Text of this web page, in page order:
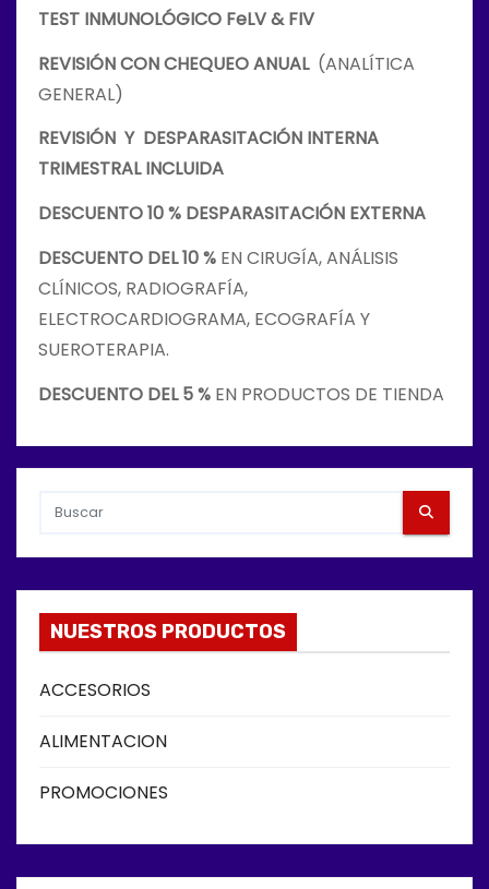
TEST INMUNOLÓGICO FeLV & FIV
REVISIÓN CON CHEQUEO ANUAL (ANALÍTICA
GENERAL)
REVISIÓN Y DESPARASITACIÓN INTERNA
TRIMESTRAL INCLUIDA
DESCUENTO 10 % DESPARASITACIÓN EXTERNA
DESCUENTO DEL 10 % EN CIRUGÍA, ANÁLISIS
CLÍNICOS, RADIOGRAFÍA,
ELECTROCARDIOGRAMA, ECOGRAFÍA Y
SUEROTERAPIA.
DESCUENTO DEL 5 % EN PRODUCTOS DE TIENDA
NUESTROS PRODUCTOS
ACCESORIOS
ALIMENTACION
PROMOCIONES